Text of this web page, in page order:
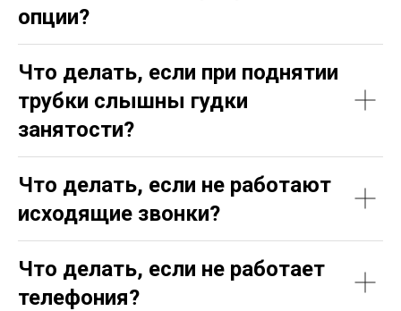
опции?
Что делать, если при поднятии
трубки слышны гудки
занятости?
Что делать, если не работают
исходящие звонки?
Что делать, если не работает
телефония?